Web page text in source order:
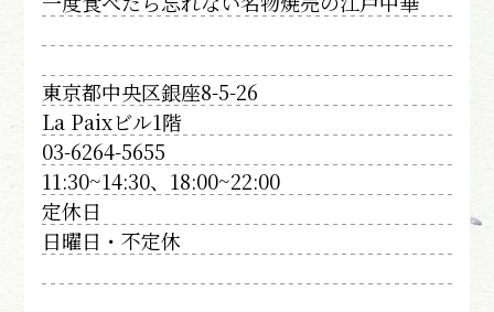
東京都中央区銀座8-5-26
La Paixビル1階
03-6264-5655
11:30~14:30、18:00~22:00
定休日
日曜日・不定休